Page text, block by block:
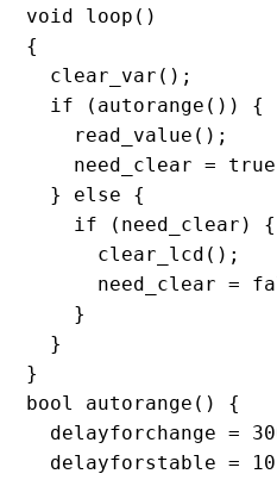
void loop()
{
  clear_var();
  if (autorange()) {
    read_value();
need_clear =
  } else {
    if (need_clear) {
      clear_lcd();
need_clear =
    }
  }
}
bool autorange() {
delayforchange =
delayforstable =